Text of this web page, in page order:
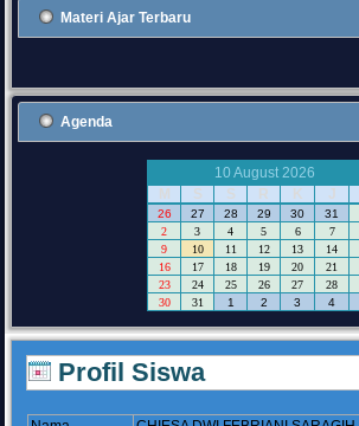
Materi Ajar Terbaru
Agenda
10 August 2026
M
S S R K J
26 27 28 29 30 31
2
3 4 5 6 7
9
10 11 12 13 14
16
17 18 19 20 21
23
24 25 26 27 28
30
31 1 2 3 4
Profil Siswa